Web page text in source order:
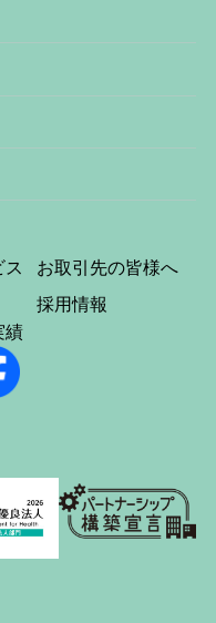
ス
績
お取引先の皆様へ
採用情報